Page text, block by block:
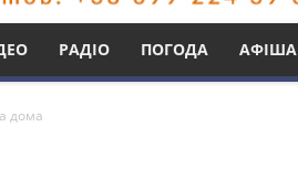
РАДІО ПОГОДА АФІША
дома